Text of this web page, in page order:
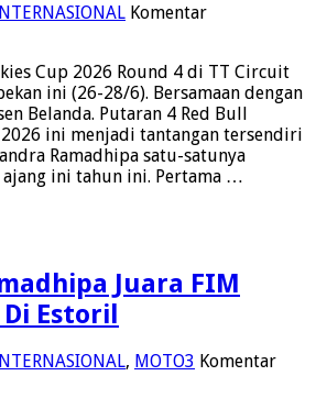
Komentar
Cup 2026 Round 4 di TT Circuit
ini (26-28/6). Bersamaan dengan
Belanda. Putaran 4 Red Bull
2026 ini menjadi tantangan tersendiri
Ramadhipa satu-satunya
ini tahun ini. Pertama …
Juara FIM
Estoril
, MOTO3 Komentar